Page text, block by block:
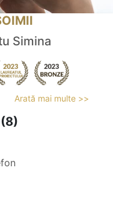
Simina
Arată mai multe >>
(8)